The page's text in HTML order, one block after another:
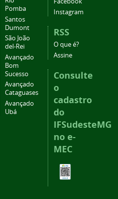
Pomba
Santos
Dumont
São João
del-Rei
Avançado
Bom
Sucesso
Avançado
Cataguases
Avançado
Ubá
Instagram
RSS
O que é?
Assine
Consulte
o
cadastro
do
IFSudesteMG
no e-
MEC